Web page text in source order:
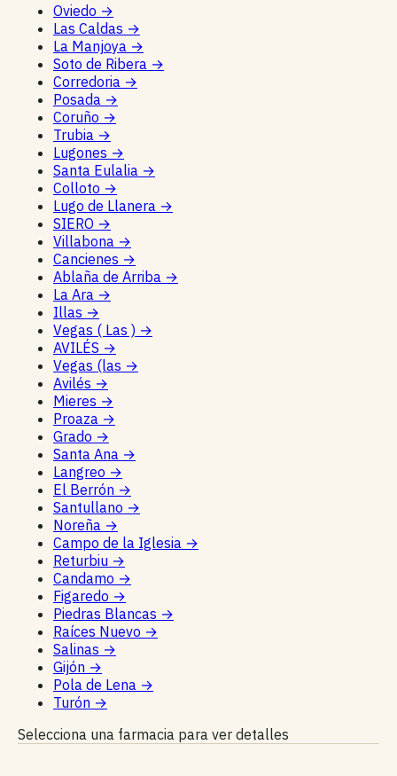
Oviedo →
Las Caldas →
La Manjoya →
Soto de Ribera →
Corredoria →
Posada →
Coruño →
Trubia →
Lugones →
Santa Eulalia →
Colloto →
Lugo de Llanera →
SIERO →
Villabona →
Cancienes →
Ablaña de Arriba →
La Ara →
Illas →
Vegas ( Las ) →
AVILÉS →
Vegas (las →
Avilés →
Mieres →
Proaza →
Grado →
Santa Ana →
Langreo →
El Berrón →
Santullano →
Noreña →
Campo de la Iglesia →
Returbiu →
Candamo →
Figaredo →
Piedras Blancas →
Raíces Nuevo →
Salinas →
Gijón →
Pola de Lena →
Turón →
Selecciona una farmacia para ver detalles